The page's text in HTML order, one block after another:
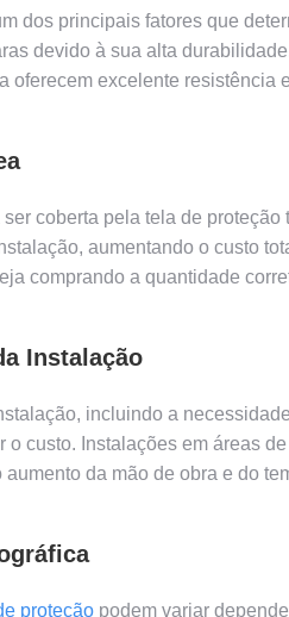
dos principais fatores que
devido à sua alta
oferecem excelente resistência
coberta pela tela de
aumentando o custo
comprando a quantidade
Instalação
incluindo a
o custo. Instalações em áreas
da mão de obra e do
proteção podem variar